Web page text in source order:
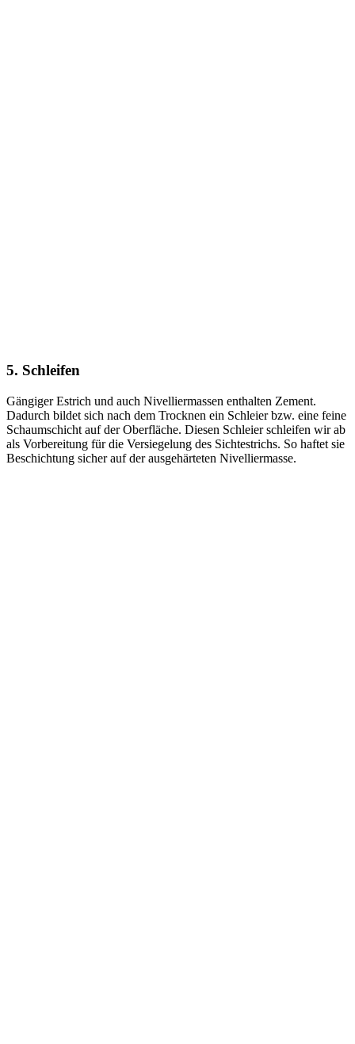
5. Schleifen
Gängiger Estrich und auch Nivelliermassen enthalten Zement.
Dadurch bildet sich nach dem Trocknen ein Schleier bzw. eine feine
Schaumschicht auf der Oberfläche. Diesen Schleier schleifen wir ab
als Vorbereitung für die Versiegelung des Sichtestrichs. So haftet sie
Beschichtung sicher auf der ausgehärteten Nivelliermasse.